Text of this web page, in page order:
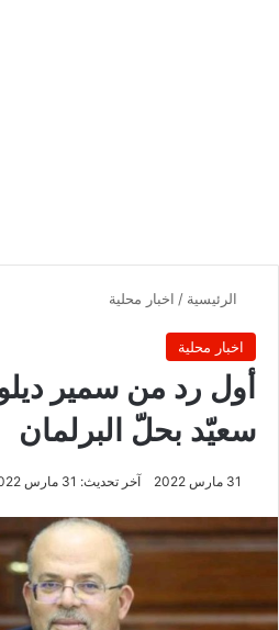
الرئيسية / اخبار محلية
اخبار محلية
أول رد من سمير
سعيّد بحلّ البرلمان
31 مارس 2022 آخر تحديث: 31 مارس 2022